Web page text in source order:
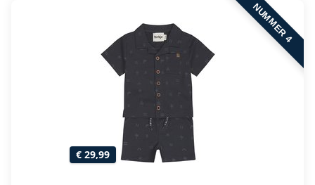
NUMMER 4
€ 29,99